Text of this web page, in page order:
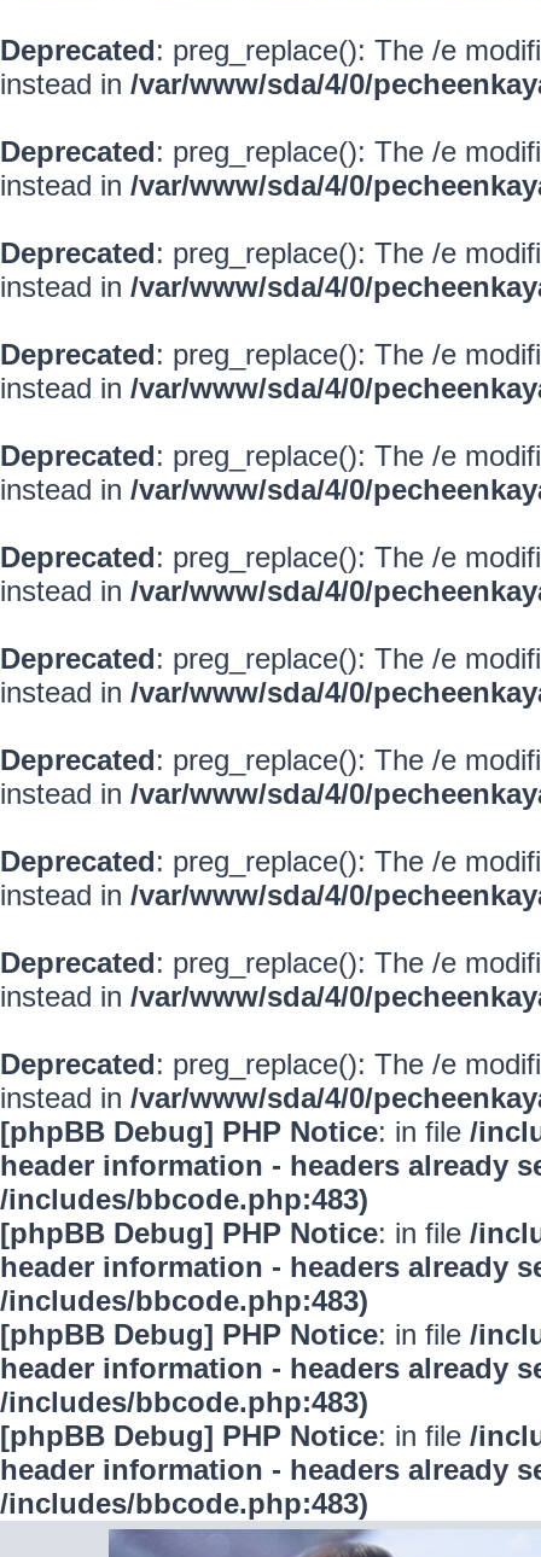
Deprecated: preg_replace(): The /e
instead in /var/www/sda/4/0/
Deprecated: preg_replace(): The /e
instead in /var/www/sda/4/0/
Deprecated: preg_replace(): The /e
instead in /var/www/sda/4/0/
Deprecated: preg_replace(): The /e
instead in /var/www/sda/4/0/
Deprecated: preg_replace(): The /e
instead in /var/www/sda/4/0/
Deprecated: preg_replace(): The /e
instead in /var/www/sda/4/0/
Deprecated: preg_replace(): The /e
instead in /var/www/sda/4/0/
Deprecated: preg_replace(): The /e
instead in /var/www/sda/4/0/
Deprecated: preg_replace(): The /e
instead in /var/www/sda/4/0/
Deprecated: preg_replace(): The /e
instead in /var/www/sda/4/0/
Deprecated: preg_replace(): The /e
instead in /var/www/sda/4/0/
[phpBB Debug] PHP Notice: in file /
header information - headers already
/includes/bbcode.php:483)
[phpBB Debug] PHP Notice: in file /
header information - headers already
/includes/bbcode.php:483)
[phpBB Debug] PHP Notice: in file /
header information - headers already
/includes/bbcode.php:483)
[phpBB Debug] PHP Notice: in file /
header information - headers already
/includes/bbcode.php:483)